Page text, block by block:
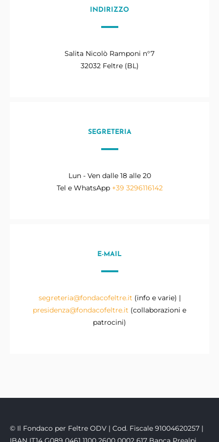
INDIRIZZO
Salita Nicolò Ramponi n°7
32032 Feltre (BL)
SEGRETERIA
Lun - Ven dalle 18 alle 20
Tel e WhatsApp +39 3296116142
E-MAIL
segreteria@fondacofeltre.it (info e varie) |
presidenza@fondacofeltre.it (collaborazioni e
patrocini)
© Il Fondaco per Feltre ODV | Cod. Fiscale 91004620257 |